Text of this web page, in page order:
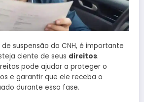
suspensão da CNH, é importante
ciente de seus direitos.
pode ajudar a proteger o
e garantir que ele receba o
durante essa fase.